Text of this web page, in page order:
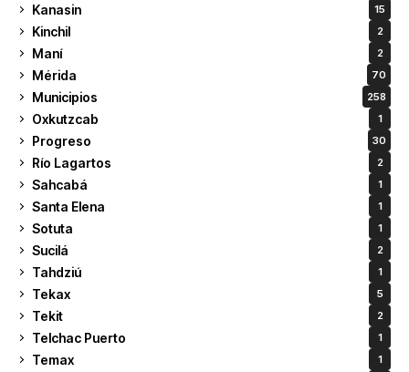
Kanasin 15
Kinchil 2
Maní 2
Mérida 70
Municipios 258
Oxkutzcab 1
Progreso 30
Río Lagartos 2
Sahcabá 1
Santa Elena 1
Sotuta 1
Sucilá 2
Tahdziú 1
Tekax 5
Tekit 2
Telchac Puerto 1
Temax 1